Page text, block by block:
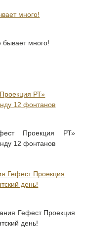
много!
бывает много!
РТ»
12 фонтанов
Проекция РТ»
12 фонтанов
Гефест Проекция
день!
Гефест Проекция
день!